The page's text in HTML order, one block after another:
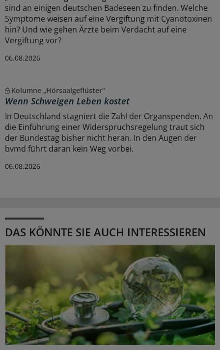
sind an einigen deutschen Badeseen zu finden. Welche
Symptome weisen auf eine Vergiftung mit Cyanotoxinen
hin? Und wie gehen Ärzte beim Verdacht auf eine
Vergiftung vor?
06.08.2026
Kolumne „Hörsaalgeflüster“
Wenn Schweigen Leben kostet
In Deutschland stagniert die Zahl der Organspenden. An
die Einführung einer Widerspruchsregelung traut sich
der Bundestag bisher nicht heran. In den Augen der
bvmd führt daran kein Weg vorbei.
06.08.2026
DAS KÖNNTE SIE AUCH INTERESSIEREN